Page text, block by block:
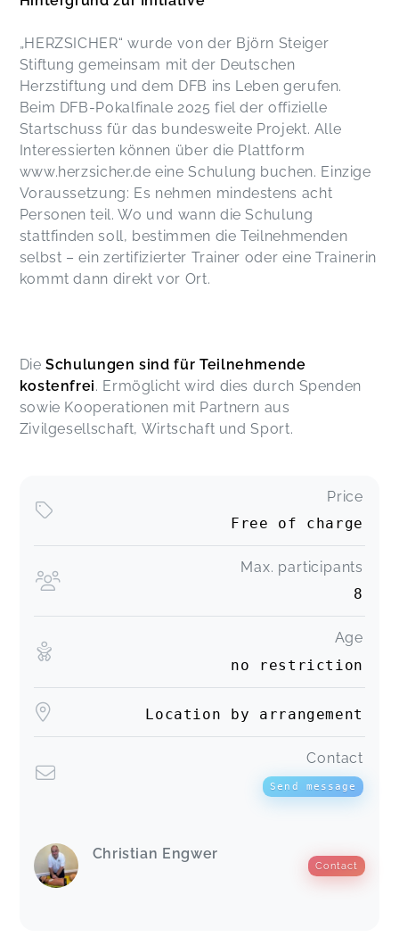
„HERZSICHER“ wurde von der Björn Steiger
Stiftung gemeinsam mit der Deutschen
Herzstiftung und dem DFB ins Leben gerufen.
Beim DFB-Pokalfinale 2025 fiel der offizielle
Startschuss für das bundesweite Projekt. Alle
Interessierten können über die Plattform
www.herzsicher.de eine Schulung buchen. Einzige
Voraussetzung: Es nehmen mindestens acht
Personen teil. Wo und wann die Schulung
stattfinden soll, bestimmen die Teilnehmenden
selbst – ein zertifizierter Trainer oder eine Trainerin
kommt dann direkt vor Ort.
DieSchulungen sind für Teilnehmende
kostenfrei. Ermöglicht wird dies durch Spenden
sowie Kooperationen mit Partnern aus
Zivilgesellschaft, Wirtschaft und Sport.
Price
Free of charge
Max. participants
8
Age
no restriction
Location by arrangement
Contact
Send message
Christian Engwer
Contact